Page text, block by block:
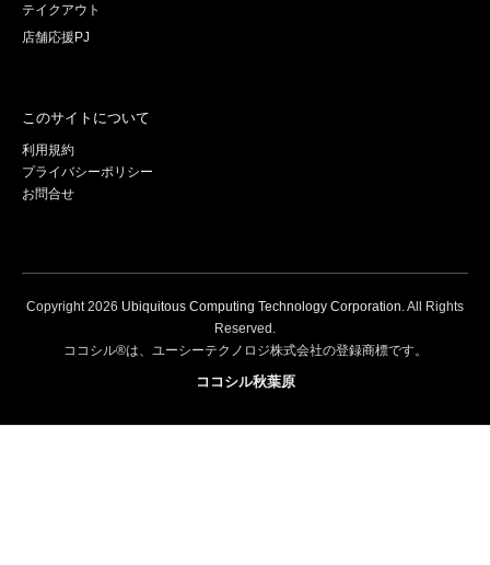
テイクアウト
店舗応援PJ
このサイトについて
利用規約
プライバシーポリシー
お問合せ
Copyright2026 Ubiquitous Computing Technology Corporation . All Rights
Reserved.
ココシル®は、ユーシーテクノロジ株式会社の登録商標です。
ココシル秋葉原